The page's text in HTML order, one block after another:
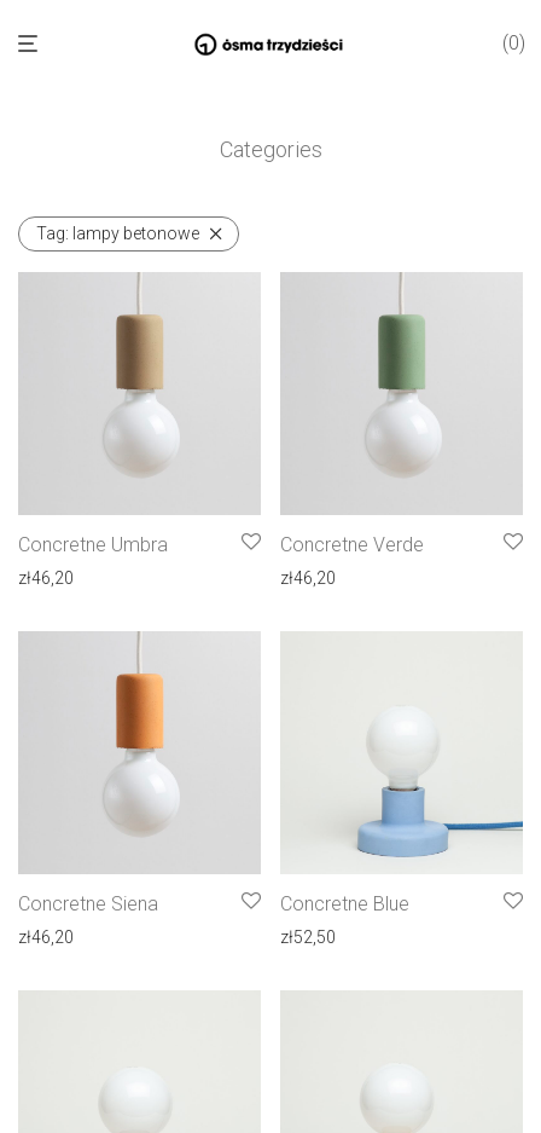
0
Categories
Tag: lampy betonowe
Concretne Umbra
zł46,20
Concretne Verde
zł46,20
Concretne Siena
zł46,20
Concretne Blue
zł52,50